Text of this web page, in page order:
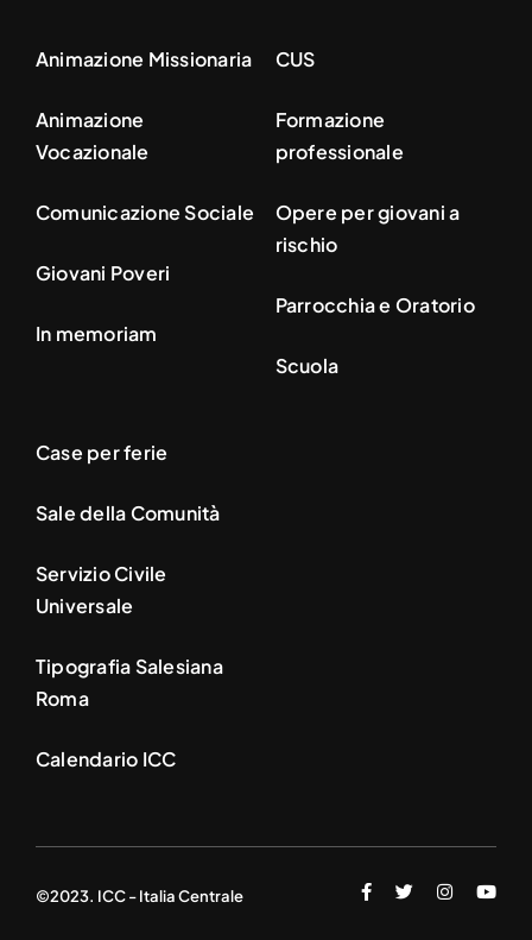
Animazione Missionaria
Animazione
Vocazionale
Comunicazione Sociale
Giovani Poveri
In memoriam
CUS
Formazione
professionale
Opere per giovani a
rischio
Parrocchia e Oratorio
Scuola
Case per ferie
Sale della Comunità
Servizio Civile
Universale
Tipografia Salesiana
Roma
Calendario ICC
©2023. ICC - Italia Centrale